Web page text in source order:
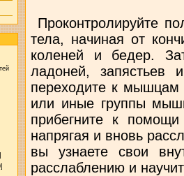
Проконтролируйте
тела, начиная от
коленей и бедер.
ладоней,
переходите к
или иные группы
прибегните к
напрягая и вновь
вы узнаете свои
расслаблению и